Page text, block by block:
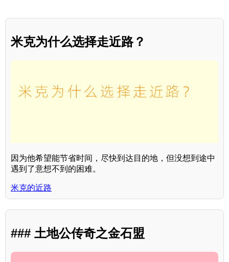
米克为什么选择走近路？
因为他希望能节省时间，尽快到达目的地，但没想到途中
遇到了意想不到的困难。
米克的近路
### 土地公传奇之金石盟